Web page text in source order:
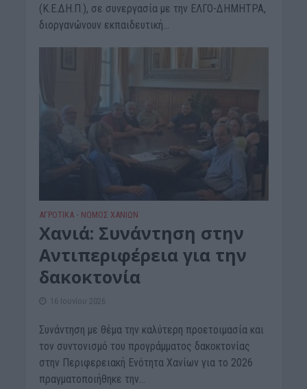
(Κ.Ε.ΔΗ.Π.), σε συνεργασία με την ΕΛΓΟ-ΔΗΜΗΤΡΑ,
διοργανώνουν εκπαιδευτική...
ΑΓΡΟΤΙΚΑ • ΝΟΜΌΣ ΧΑΝΊΩΝ
Χανιά: Συνάντηση στην
Αντιπεριφέρεια για την
δακοκτονία
16 Ιουνίου 2026
Συνάντηση με θέμα την καλύτερη προετοιμασία και
τον συντονισμό του προγράμματος δακοκτονίας
στην Περιφερειακή Ενότητα Χανίων για το 2026
πραγματοποιήθηκε την...